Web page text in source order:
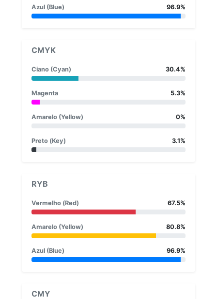
Azul (Blue) 96.9%
CMYK
Ciano (Cyan) 30.4%
Magenta 5.3%
Amarelo (Yellow) 0%
Preto (Key) 3.1%
RYB
Vermelho (Red) 67.5%
Amarelo (Yellow) 80.8%
Azul (Blue) 96.9%
CMY